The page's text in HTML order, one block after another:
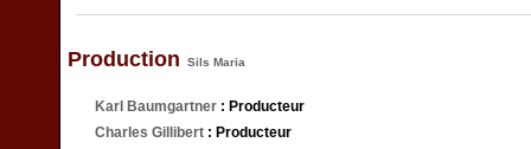
Production Sils Maria
Karl Baumgartner : Producteur
Charles Gillibert : Producteur